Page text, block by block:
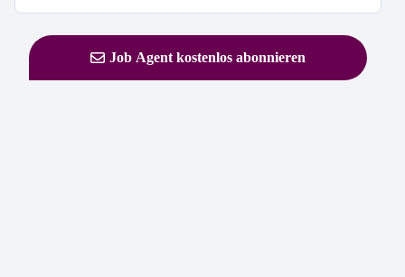
Job Agent kostenlos abonnieren